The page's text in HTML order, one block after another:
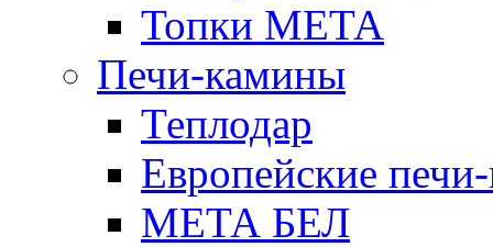
Топки МЕТА
Печи-камины
Теплодар
Европейские
МЕТА БЕЛ